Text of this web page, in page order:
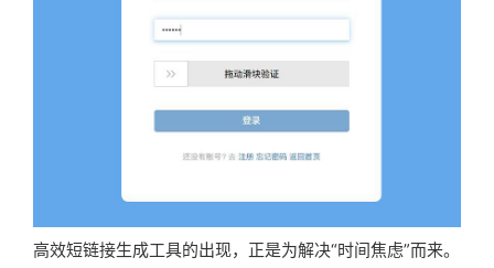
高效短链接生成工具的出现，正是为解决“时间焦虑”而来。